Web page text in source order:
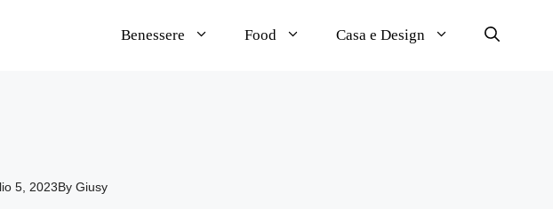
Benessere Food Casa e Design
5, 2023By Giusy